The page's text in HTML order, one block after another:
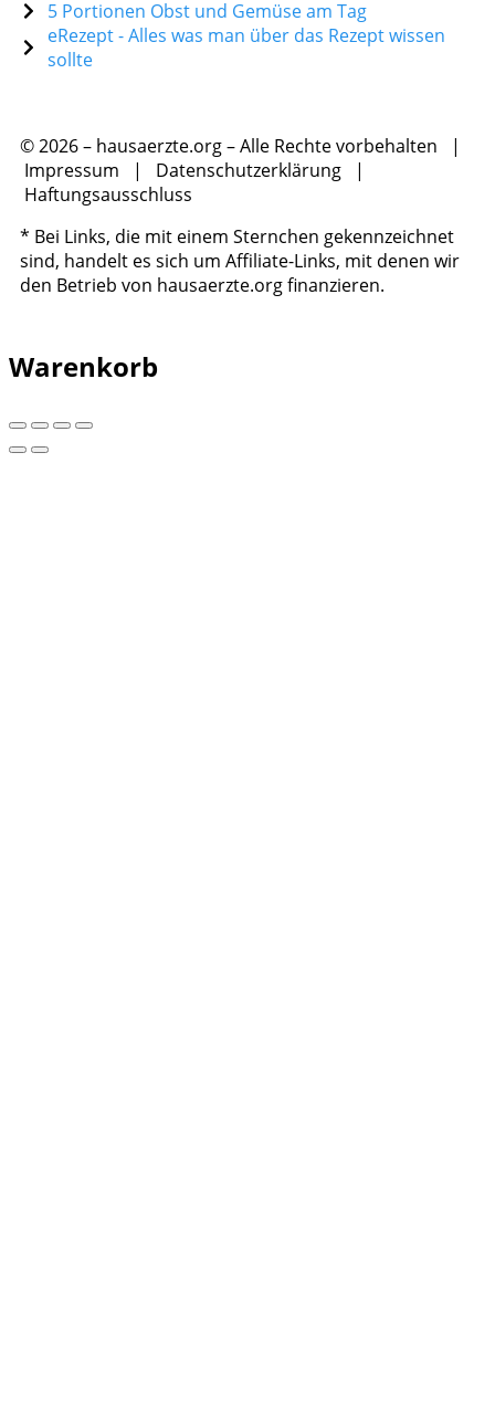
5 Portionen Obst und Gemüse am Tag
eRezept - Alles was man über das Rezept wissen
sollte
© 2026 – hausaerzte.org – Alle Rechte vorbehalten |
Impressum | Datenschutzerklärung |
Haftungsausschluss
* Bei Links, die mit einem Sternchen gekennzeichnet
sind, handelt es sich um Affiliate-Links, mit denen wir
den Betrieb von hausaerzte.org finanzieren.
Warenkorb